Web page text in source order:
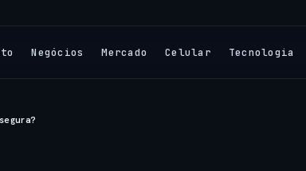
Negócios Mercado Celular Tecnologia